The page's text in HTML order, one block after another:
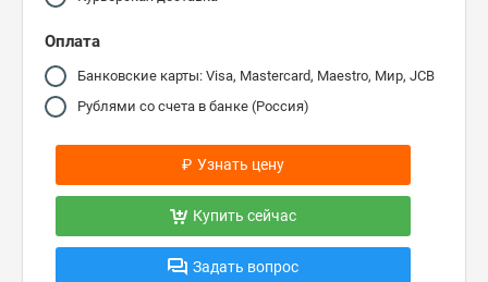
Оплата
Банковские карты: Visa, Mastercard, Maestro, Мир, JCB
Рублями со счета в банке (Россия)
₽ Узнать цену
Купить сейчас
Задать вопрос